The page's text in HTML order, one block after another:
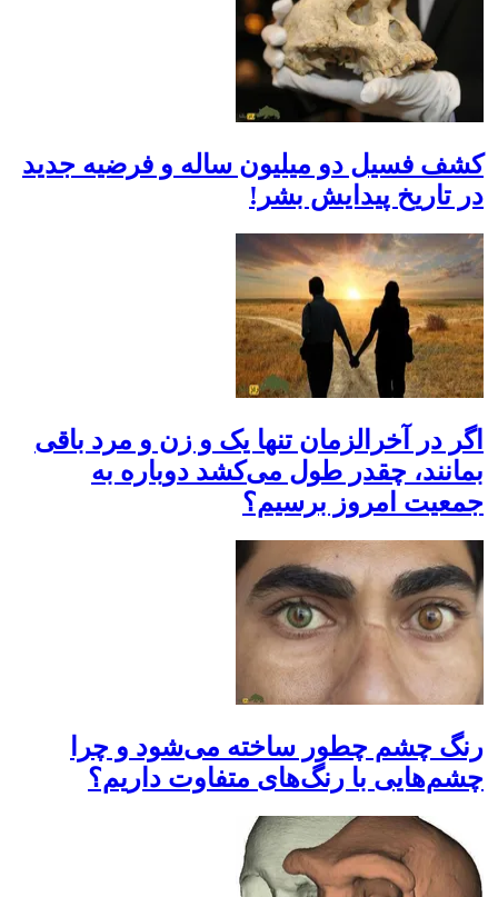
کشف فسیل دو میلیون ساله و فرضیه جدید
در تاریخ پیدایش بشر!
اگر در آخرالزمان تنها یک و زن و مرد باقی
بمانند، چقدر طول می‌کشد دوباره به
جمعیت امروز برسیم؟
رنگ چشم چطور ساخته می‌شود و چرا
چشم‌هایی با رنگ‌های متفاوت داریم؟